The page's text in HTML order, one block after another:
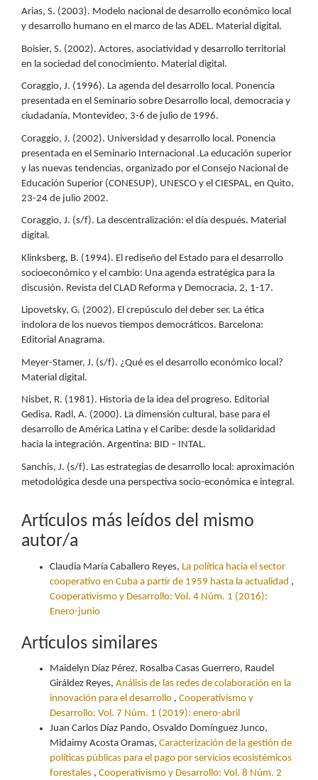
Arias, S. (2003). Modelo nacional de desarrollo económico local
y desarrollo humano en el marco de las ADEL. Material digital.
Boisier, S. (2002). Actores, asociatividad y desarrollo territorial
en la sociedad del conocimiento. Material digital.
Coraggio, J. (1996). La agenda del desarrollo local. Ponencia
presentada en el Seminario sobre Desarrollo local, democracia y
ciudadanía, Montevideo, 3-6 de julio de 1996.
Coraggio, J. (2002). Universidad y desarrollo local. Ponencia
presentada en el Seminario Internacional .La educación superior
y las nuevas tendencias, organizado por el Consejo Nacional de
Educación Superior (CONESUP), UNESCO y el CIESPAL, en Quito,
23-24 de julio 2002.
Coraggio, J. (s/f). La descentralización: el día después. Material
digital.
Klinksberg, B. (1994). El rediseño del Estado para el desarrollo
socioeconómico y el cambio: Una agenda estratégica para la
discusión. Revista del CLAD Reforma y Democracia, 2, 1-17.
Lipovetsky, G. (2002). El crepúsculo del deber ser. La ética
indolora de los nuevos tiempos democráticos. Barcelona:
Editorial Anagrama.
Meyer-Stamer, J. (s/f). ¿Qué es el desarrollo económico local?
Material digital.
Nisbet, R. (1981). Historia de la idea del progreso. Editorial
Gedisa. Radl, A. (2000). La dimensión cultural, base para el
desarrollo de América Latina y el Caribe: desde la solidaridad
hacia la integración. Argentina: BID – INTAL.
Sanchis, J. (s/f). Las estrategias de desarrollo local: aproximación
metodológica desde una perspectiva socio-económica e integral.
Artículos más leídos del mismo
autor/a
Claudia María Caballero Reyes, La política hacia el sector
cooperativo en Cuba a partir de 1959 hasta la actualidad ,
Cooperativismo y Desarrollo: Vol. 4 Núm. 1 (2016):
Enero-junio
Artículos similares
Maidelyn Díaz Pérez, Rosalba Casas Guerrero, Raudel
Giráldez Reyes, Análisis de las redes de colaboración en la
innovación para el desarrollo , Cooperativismo y
Desarrollo: Vol. 7 Núm. 1 (2019): enero-abril
Juan Carlos Díaz Pando, Osvaldo Domínguez Junco,
Midaimy Acosta Oramas, Caracterización de la gestión de
políticas públicas para el pago por servicios ecosistémicos
forestales , Cooperativismo y Desarrollo: Vol. 8 Núm. 2